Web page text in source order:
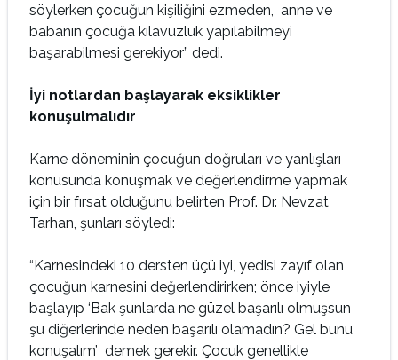
söylerken çocuğun kişiliğini ezmeden, anne ve
babanın çocuğa kılavuzluk yapılabilmeyi
başarabilmesi gerekiyor” dedi.
İyi notlardan başlayarak eksiklikler
konuşulmalıdır
Karne döneminin çocuğun doğruları ve yanlışları
konusunda konuşmak ve değerlendirme yapmak
için bir fırsat olduğunu belirten Prof. Dr. Nevzat
Tarhan, şunları söyledi:
“Karnesindeki 10 dersten üçü iyi, yedisi zayıf olan
çocuğun karnesini değerlendirirken; önce iyiyle
başlayıp ‘Bak şunlarda ne güzel başarılı olmuşsun
şu diğerlerinde neden başarılı olamadın? Gel bunu
konuşalım’ demek gerekir. Çocuk genellikle